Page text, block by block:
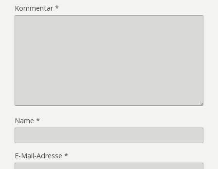
Kommentar*
Name *
E-Mail-Adresse *